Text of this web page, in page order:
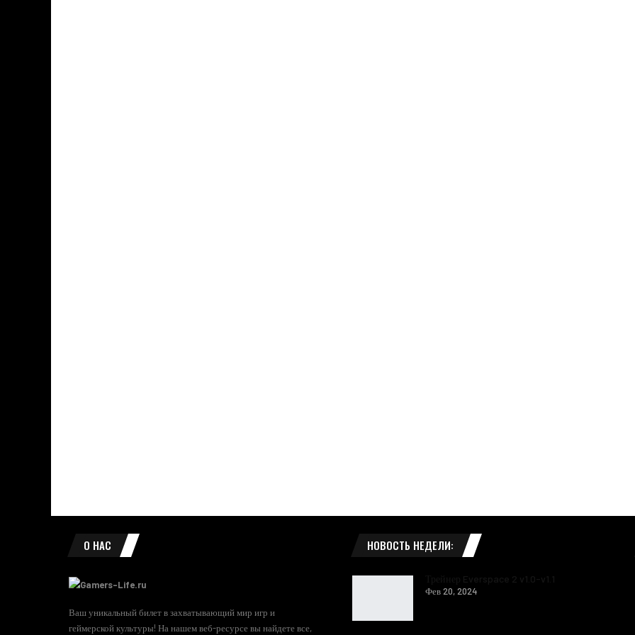
О НАС
Ваш уникальный билет в захватывающий мир игр и
геймерской культуры! На нашем веб-ресурсе вы найдете все,
НОВОСТЬ НЕДЕЛИ:
Фев 20, 2024